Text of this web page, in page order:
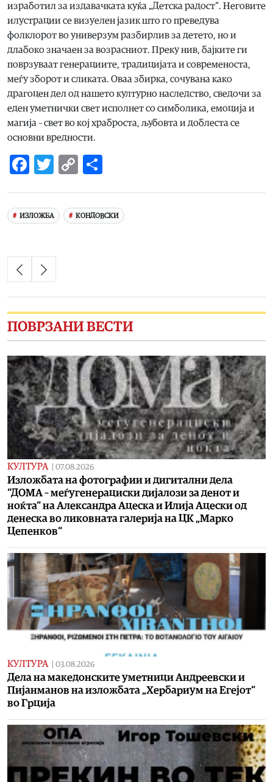
изработил за издавачката куќа „Детска радост“. Неговите
илустрации се визуелен јазик што го преведува
фолклорот во универзум разбирлив за детето, но и
длабоко значаен за возрасниот. Преку нив, бајките ги
поврзуваат генерациите, традицијата и современоста,
меѓу зборот и сликата. Оваа збирка, сочувана како
драгоцен дел од нашето културно наследство, сведочи за
еден уметнички свет исполнет со симболика, емоција и
магија – свет во кој храброста, љубовта и доблеста се
основни вредности.
Facebook
Twitter
Copy
ИЗЛОЖБА КОНДОВСКИ
ПОВРЗАНИ ВЕСТИ
КУЛТУРА 07.08.2026
Изложбата на фотографии и дигитални дела
“ДОМА – меѓугенерациски дијалози за денот и
ноќта“ на Александра Ацеска и Илија Ацески од
денеска во ликовната галерија на ЦК „Марко
Цепенков“
КУЛТУРА 03.08.2026
Дела на македонските уметници Андреевски и
Пијанманов на изложбата „Хербариум на Егејот“
во Грција